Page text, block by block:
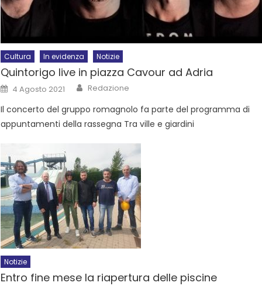
Cultura In evidenza Notizie
Quintorigo live in piazza Cavour ad Adria
4 Agosto 2021 Redazione
Il concerto del gruppo romagnolo fa parte del programma di
appuntamenti della rassegna Tra ville e giardini
Notizie
Entro fine mese la riapertura delle piscine